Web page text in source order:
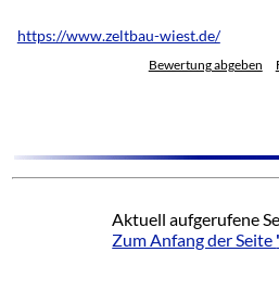
https://www.zeltbau-wiest.de/
Bewertung abgeben
Aktuell aufgerufene
Zum Anfang der Seite